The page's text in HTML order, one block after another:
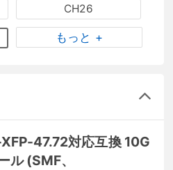
CH26
もっと +
47.72対応互換 10G
ル (SMF、